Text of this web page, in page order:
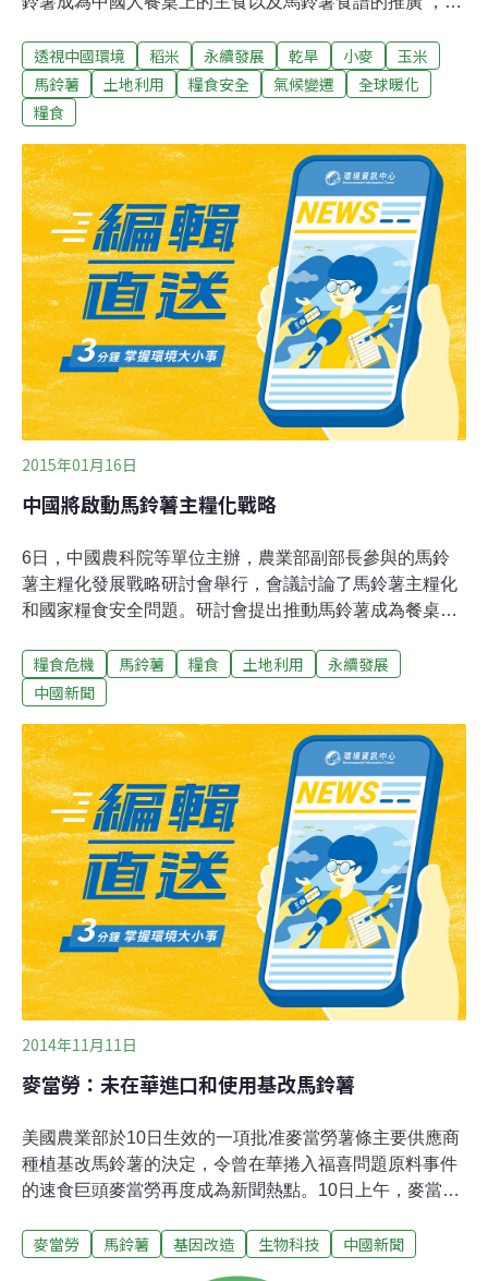
馬鈴薯被葡萄牙商人引入中國以來，在至少400多年的時
間裡就一直是中國人膳食的重要組成部分。但稻米、麥和
玉米之類的穀物仍然是中國家庭攝取碳水化合物的主要來
源。
透視中國環境 稻米 永續發展 乾旱 小麥
玉米
馬鈴薯
土地利用 糧食安全 氣候變遷
全球暖化
糧食
2015年01月16日
中國將啟動馬鈴薯主糧化戰略
6日，中國農科院等單位主辦，農業部副部長參與的馬鈴
薯主糧化發展戰略研討會舉行，會議討論了馬鈴薯主糧化
和國家糧食安全問題。研討會提出推動馬鈴薯成為餐桌上
第四大主糧作物，這引發了公眾關注。專家表示，在其餘
主糧作物增產空間小、生態環境壓力增大、消費者營養不
性。報導稱，在這些好處被一再強調之前，中國大約10年
前早已悄悄然成為世界馬鈴薯最大的生產國，產量和種植
面積都超過全球總產的1/4，但中國的馬鈴薯生產的科技水
平和加工產業化發展仍落後於西方國家。此外，馬鈴薯主
糧化凸顯的也是中國當前所面臨的糧食危機：農村環境水
土的惡化，耕地不斷減少，人口增長和消費結構的變化，
糧食的自給率不斷下降等自然、社會和經濟挑戰。
糧食危機 馬鈴薯 糧食 土地利用
永續發展
中國新聞
2014年11月11日
麥當勞：未在華進口和使用基改馬鈴薯
美國農業部於10日生效的一項批准麥當勞薯條主要供應商
種植基改馬鈴薯的決定，令曾在華捲入福喜問題原料事件
的速食巨頭麥當勞再度成為新聞熱點。10日上午，麥當勞
提及的基改馬鈴薯，完全符合國家法律法規的要求。美國
麥當勞 馬鈴薯 基因改造 生物科技 中國新聞